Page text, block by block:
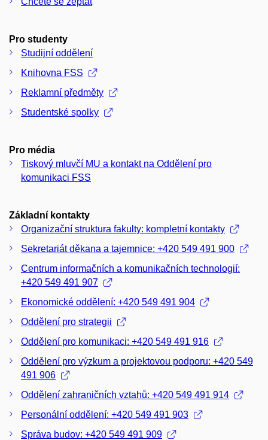
Pro studenty
Studijní oddělení
Knihovna FSS
Reklamní předměty
Studentské spolky
Pro média
Tiskový mluvčí MU a kontakt na Oddělení pro
komunikaci FSS
Základní kontakty
Organizační struktura fakulty: kompletní kontakty
Sekretariát děkana a tajemnice: +420 549 491 900
Centrum informačních a komunikačních technologií:
+420 549 491 907
Ekonomické oddělení: +420 549 491 904
Oddělení pro strategii
Oddělení pro komunikaci: +420 549 491 916
Oddělení pro výzkum a projektovou podporu: +420 549
491 906
Oddělení zahraničních vztahů: +420 549 491 914
Personální oddělení: +420 549 491 903
Správa budov: +420 549 491 909